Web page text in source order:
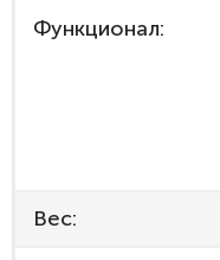
Функционал:
Вес: